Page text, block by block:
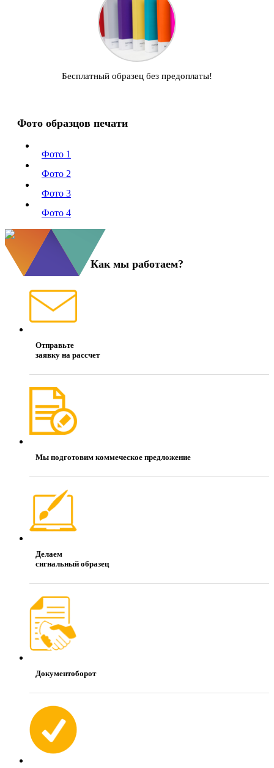
Бесплатный образец без предоплаты!
Фото образцов печати
Фото 1
Фото 2
Фото 3
Фото 4
Как мы работаем?
Отправьте
заявку на рассчет
Мы подготовим коммеческое предложение
Делаем
сигнальный образец
Документоборот